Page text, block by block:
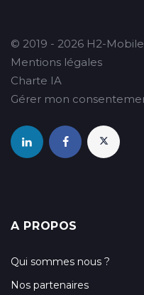
© 2019 - 2026 H2-
Mentions légales
Charte IA
Gérer mon
A PROPOS
Qui sommes nous ?
Nos partenaires